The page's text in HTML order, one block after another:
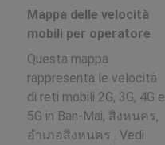
Mappa delle velocità
mobili per operatore
Questa mappa
rappresenta le velocità
di reti mobili 2G, 3G, 4G e
5G in Ban-Mai, สิงหนคร,
อำเภอสิงหนคร . Vedi